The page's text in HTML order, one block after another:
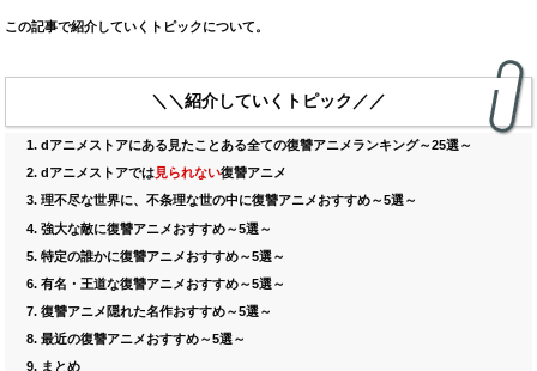
この記事で紹介していくトピックについて。
＼＼紹介していくトピック／／
dアニメストアにある見たことある全ての復讐アニメランキング～25選～
dアニメストアでは見られない復讐アニメ
理不尽な世界に、不条理な世の中に復讐アニメおすすめ～5選～
強大な敵に復讐アニメおすすめ～5選～
特定の誰かに復讐アニメおすすめ～5選～
有名・王道な復讐アニメおすすめ～5選～
復讐アニメ隠れた名作おすすめ～5選～
最近の復讐アニメおすすめ～5選～
まとめ